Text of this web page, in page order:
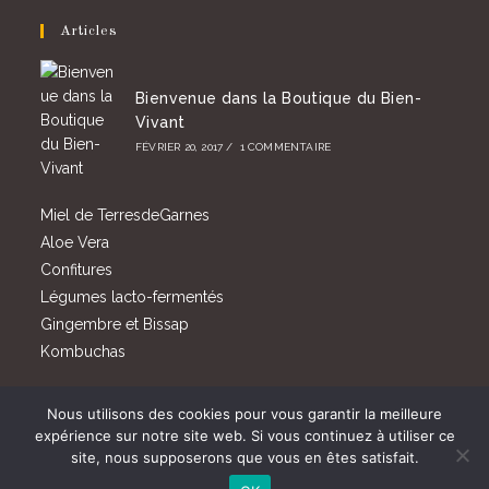
Articles
Bienvenue dans la Boutique du Bien-
Vivant
FÉVRIER 20, 2017 / 1 COMMENTAIRE
Miel de TerresdeGarnes
Aloe Vera
Confitures
Légumes lacto-fermentés
Gingembre et Bissap
Kombuchas
COPYRIGHT - FRANÇOIS PETIT GÉRANT DE CENTRE H2E SARL
ET DIRECTEUR DE LA PUBLICATION DE CE SITE - CENTRE H2E
SARL AU CAPITAL DE 5000 € RC VERSAILLES 824 512 107 -
Nous utilisons des cookies pour vous garantir la meilleure
expérience sur notre site web. Si vous continuez à utiliser ce
site, nous supposerons que vous en êtes satisfait.